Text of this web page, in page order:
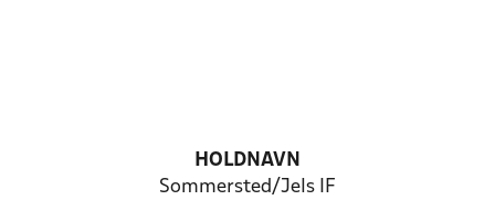
HOLDNAVN
Sommersted/Jels IF